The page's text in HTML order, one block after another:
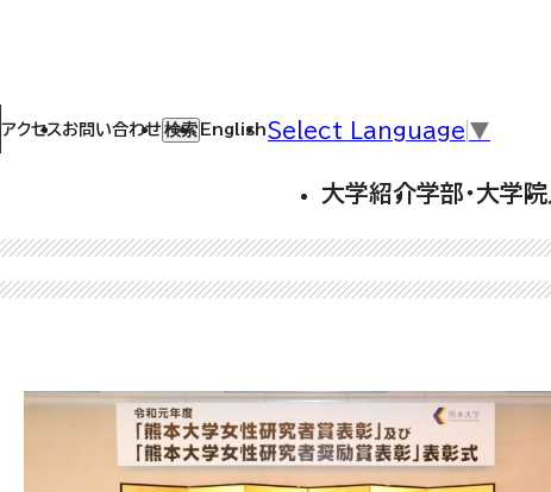
アクセスお問い合わせ 検索 English Select Language ▼
大学紹介学部・大学院